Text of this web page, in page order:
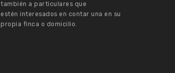
también a particulares que
estén interesados en contar una en su
propia finca o domicilio.